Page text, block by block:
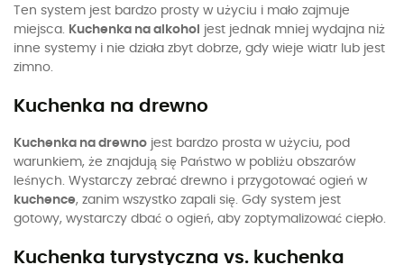
Ten system jest bardzo prosty w użyciu i mało zajmuje
miejsca. Kuchenka na alkohol
jest jednak mniej wydajna niż
inne systemy i nie działa zbyt dobrze, gdy wieje wiatr lub jest
zimno.
Kuchenka na drewno
Kuchenka na drewno jest bardzo prosta w użyciu, pod
warunkiem, że znajdują się Państwo w pobliżu obszarów
leśnych. Wystarczy zebrać drewno i przygotować ogień w
kuchence, zanim wszystko zapali się. Gdy system jest
gotowy, wystarczy dbać o ogień, aby zoptymalizować ciepło.
Kuchenka turystyczna vs. kuchenka